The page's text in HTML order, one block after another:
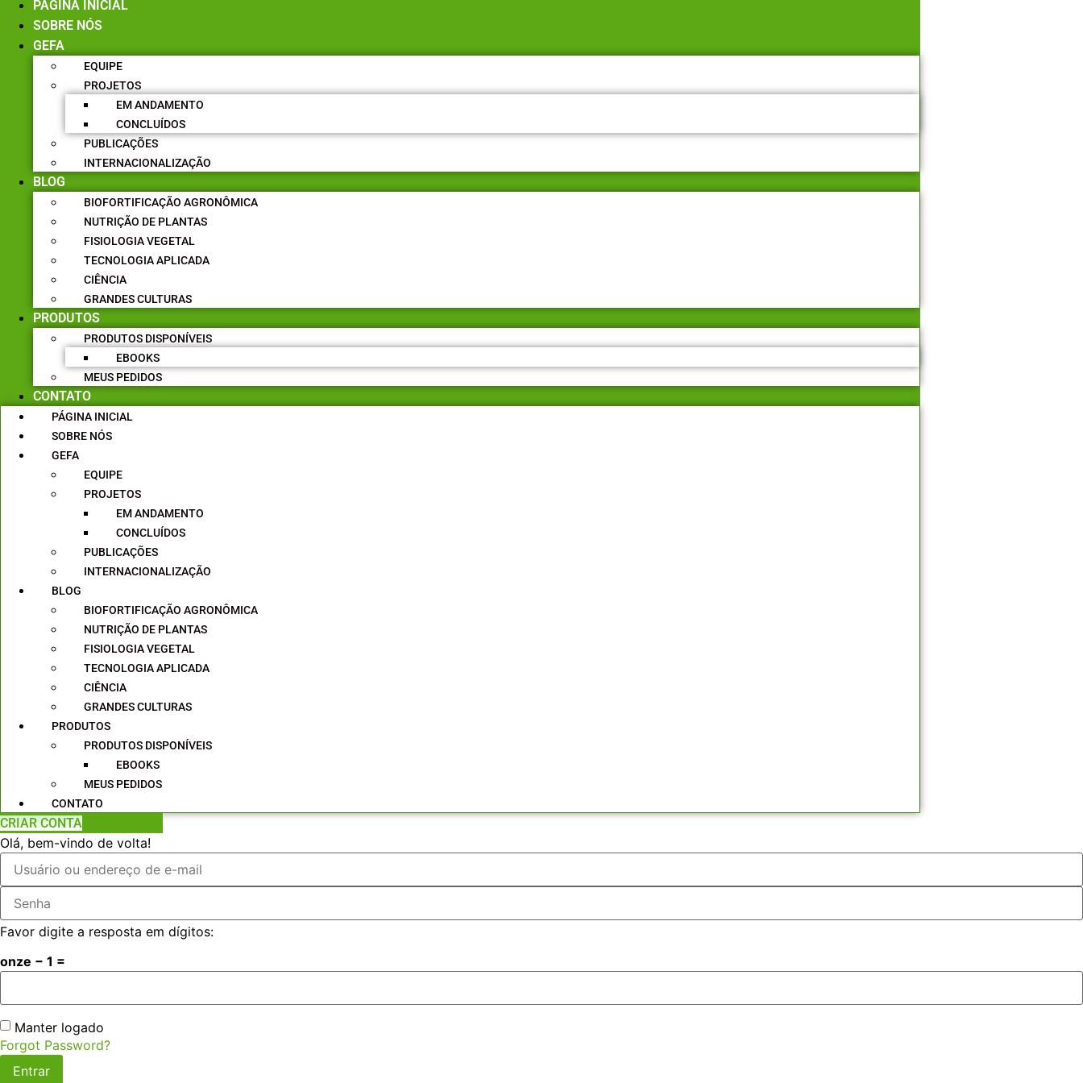
PÁGINA INICIAL
SOBRE NÓS
GEFA
EQUIPE
PROJETOS
EM ANDAMENTO
CONCLUÍDOS
PUBLICAÇÕES
INTERNACIONALIZAÇÃO
BLOG
BIOFORTIFICAÇÃO AGRONÔMICA
NUTRIÇÃO DE PLANTAS
FISIOLOGIA VEGETAL
TECNOLOGIA APLICADA
CIÊNCIA
GRANDES CULTURAS
PRODUTOS
PRODUTOS DISPONÍVEIS
EBOOKS
MEUS PEDIDOS
CONTATO
PÁGINA INICIAL
SOBRE NÓS
GEFA
EQUIPE
PROJETOS
EM ANDAMENTO
CONCLUÍDOS
PUBLICAÇÕES
INTERNACIONALIZAÇÃO
BLOG
BIOFORTIFICAÇÃO AGRONÔMICA
NUTRIÇÃO DE PLANTAS
FISIOLOGIA VEGETAL
TECNOLOGIA APLICADA
CIÊNCIA
GRANDES CULTURAS
PRODUTOS
PRODUTOS DISPONÍVEIS
EBOOKS
MEUS PEDIDOS
CONTATO
CRIAR CONTA
Olá, bem-vindo de volta!
Favor digite a resposta em dígitos:
onze − 1 =
Manter logado
Forgot Password?
Entrar